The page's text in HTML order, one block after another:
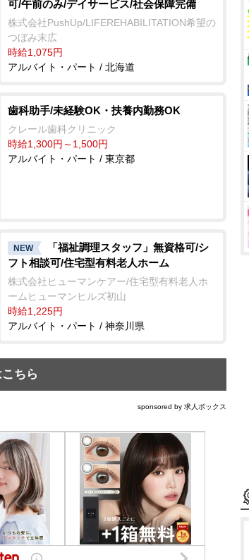
可/午前のみ/デイサービス/社会保障完備
株式会社PushUp/LIFEREHABILITATION希望の
つぼみ末広
時給1,075円
アルバイト・パート / 北海道
歯科助手/未経験OK・扶養内勤務OK
クレール歯科クリニック
時給1,300円～1,500円
アルバイト・パート / 東京都
NEW
「福祉調理スタッフ」無資格可/シ
フト相談可/住宅型有料老人ホーム
株式会社ヒューマンケアー/住宅型有料老人ホ
ームヒューマンヒルズ初山
時給1,225円
アルバイト・パート / 神奈川県
ちら
sponsored by 求人ボックス